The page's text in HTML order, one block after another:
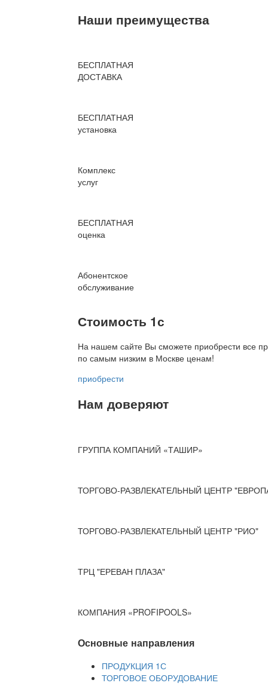
Наши преимущества
БЕСПЛАТНАЯ
ДОСТАВКА
БЕСПЛАТНАЯ
установка
Комплекс
услуг
БЕСПЛАТНАЯ
оценка
Абонентское
обслуживание
Стоимость 1с
На нашем сайте Вы сможете приобрести все
по самым низким в Москве ценам!
приобрести
Нам доверяют
ГРУППА КОМПАНИЙ «ТАШИР»
ТОРГОВО-РАЗВЛЕКАТЕЛЬНЫЙ ЦЕНТР
ТОРГОВО-РАЗВЛЕКАТЕЛЬНЫЙ ЦЕНТР "РИО"
ТРЦ "ЕРЕВАН ПЛАЗА"
КОМПАНИЯ «PROFIPOOLS»
Основные направления
ПРОДУКЦИЯ 1С
ТОРГОВОЕ ОБОРУДОВАНИЕ